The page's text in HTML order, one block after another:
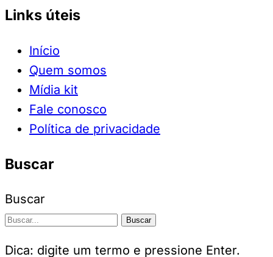
Links úteis
Início
Quem somos
Mídia kit
Fale conosco
Política de privacidade
Buscar
Buscar
Buscar
Dica: digite um termo e pressione Enter.